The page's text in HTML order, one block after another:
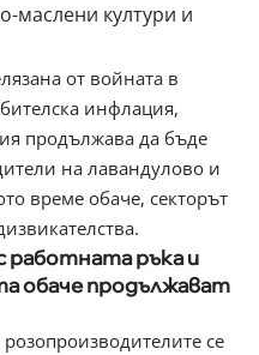
маслени култури и
от войната в
инфлация,
продължава да бъде
на лавандулово и
време обаче, секторът
работната ръка и
обаче продължават
се